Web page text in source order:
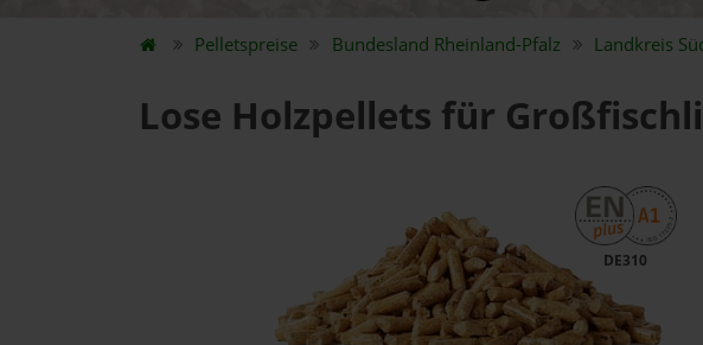
Pelletspreise Bundesland Rheinland-Pfalz Landkreis
Lose Holzpellets für
DE310